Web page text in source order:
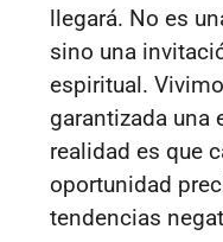
llegará. No es
sino una
espiritual.
garantizada una
realidad es que
oportunidad
tendencias